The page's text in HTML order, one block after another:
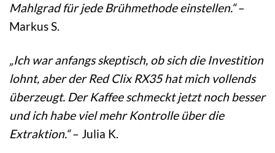
Mahlgrad für jede Brühmethode einstellen.“–
Markus S.
„Ich war anfangs skeptisch, ob sich die Investition
lohnt, aber der Red Clix RX35 hat mich vollends
überzeugt. Der Kaffee schmeckt jetzt noch besser
und ich habe viel mehr Kontrolle über die
Extraktion.“– Julia K.